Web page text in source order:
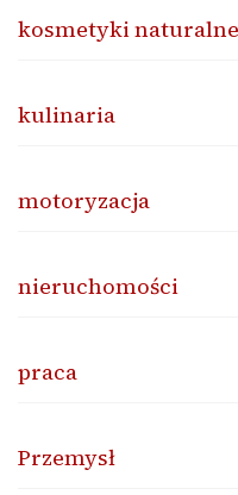
kosmetyki naturalne
kulinaria
motoryzacja
nieruchomości
praca
Przemysł